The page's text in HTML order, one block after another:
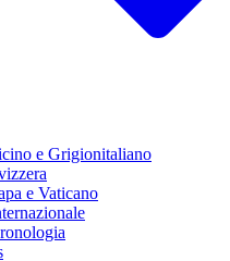
e Grigionitaliano
e Vaticano